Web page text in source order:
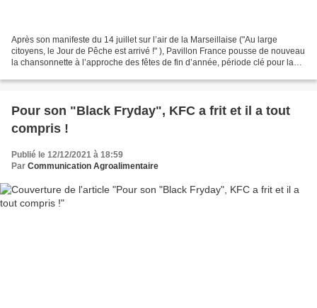
Après son manifeste du 14 juillet sur l’air de la Marseillaise ("Au large
citoyens, le Jour de Pêche est arrivé !" ), Pavillon France pousse de nouveau
la chansonnette à l’approche des fêtes de fin d’année, période clé pour la
Pour son "Black Fryday", KFC a frit et il a tout
compris !
Publié le 12/12/2021 à 18:59
Par Communication Agroalimentaire